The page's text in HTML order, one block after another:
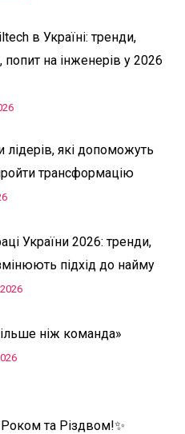
в Україні: тренди,
попит на інженерів у 2026
лідерів, які допоможуть
трансформацію
України 2026: тренди,
підхід до найму
ніж команда»
та Різдвом!✨